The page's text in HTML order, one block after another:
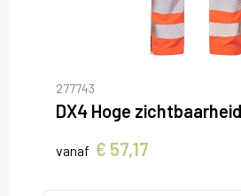
277743
vanaf € 57,17